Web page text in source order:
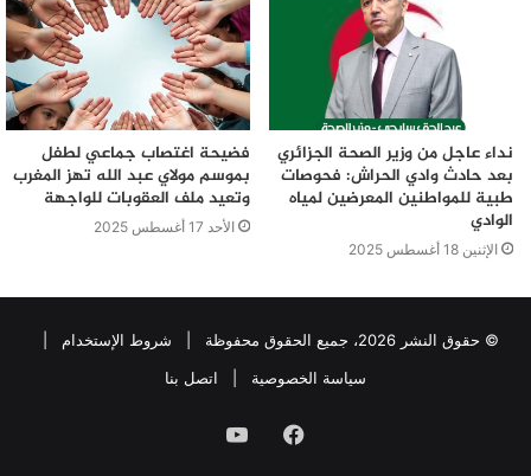
نداء عاجل من وزير الصحة الجزائري
بعد حادث وادي الحراش: فحوصات
طبية للمواطنين المعرضين لمياه
الوادي
الإثنين 18 أغسطس 2025
فضيحة اغتصاب جماعي لطفل
بموسم مولاي عبد الله تهز المغرب
وتعيد ملف العقوبات للواجهة
الأحد 17 أغسطس 2025
© حقوق النشر 2026، جميع الحقوق محفوظة | شروط الإستخدام
سياسة الخصوصية
اتصل بنا
فيسبوكيوتيوب